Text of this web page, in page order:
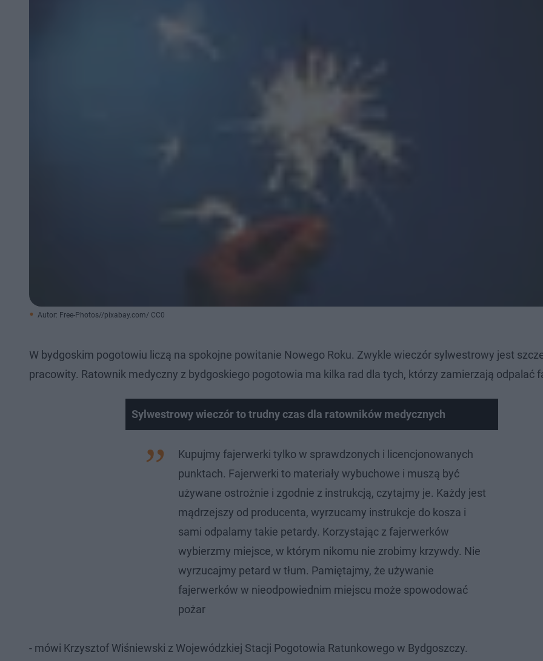
Autor: Free-Photos//pixabay.com/ CC0
W bydgoskim pogotowiu liczą na spokojne powitanie Nowego Roku. Zwykle wieczór sylwestrowy jest
pracowity. Ratownik medyczny z bydgoskiego pogotowia ma kilka rad dla tych, którzy zamierzają odpalać
Sylwestrowy wieczór to trudny czas dla ratowników medycznych
Kupujmy fajerwerki tylko w sprawdzonych i licencjonowanych
punktach. Fajerwerki to materiały wybuchowe i muszą być
używane ostrożnie i zgodnie z instrukcją, czytajmy je. Każdy jest
mądrzejszy od producenta, wyrzucamy instrukcje do kosza i
sami odpalamy takie petardy. Korzystając z fajerwerków
wybierzmy miejsce, w którym nikomu nie zrobimy krzywdy. Nie
wyrzucajmy petard w tłum. Pamiętajmy, że używanie
fajerwerków w nieodpowiednim miejscu może spowodować
pożar
- mówi Krzysztof Wiśniewski z Wojewódzkiej Stacji Pogotowia Ratunkowego w Bydgoszczy.